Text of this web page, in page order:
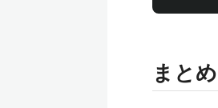
まとめ